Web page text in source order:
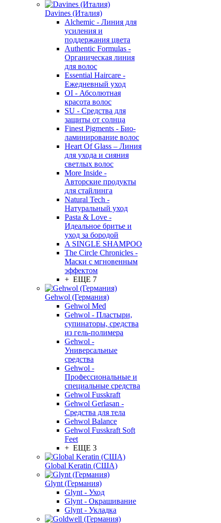
Davines (Италия)
Alchemic - Линия для
усиления и
поддержания цвета
Authentic Formulas -
Органическая линия
для волос
Essential Haircare -
Eжедневный уход
OI - Абсолютная
красота волос
SU - Средства для
защиты от солнца
Finest Pigments - Био-
ламинирование волос
Heart Of Glass – Линия
для ухода и сияния
светлых волос
More Inside -
Авторские продукты
для стайлинга
Natural Tech -
Натуральный уход
Pasta & Love -
Идеальное бритье и
уход за бородой
A SINGLE SHAMPOO
The Circle Chronicles -
Маски с мгновенным
эффектом
+ ЕЩЕ 7
Gehwol (Германия)
Gehwol Med
Gehwol - Пластыри,
супинаторы, средства
из гель-полимера
Gehwol -
Универсальные
средства
Gehwol -
Профессиональные и
специальные средства
Gehwol Fusskraft
Gehwol Gerlasan -
Средства для тела
Gehwol Balance
Gehwol Fusskraft Soft
Feet
+ ЕЩЕ 3
Global Keratin (США)
Glynt (Германия)
Glynt - Уход
Glynt - Окрашивание
Glynt - Укладка